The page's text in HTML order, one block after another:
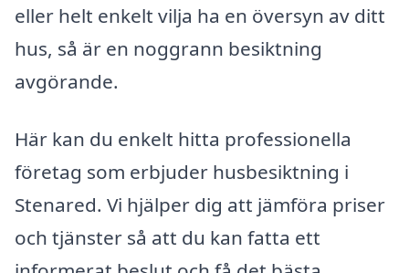
eller helt enkelt vilja ha en översyn av ditt
hus, så är en noggrann besiktning
avgörande.
Här kan du enkelt hitta professionella
företag som erbjuder husbesiktning i
Stenared. Vi hjälper dig att jämföra priser
och tjänster så att du kan fatta ett